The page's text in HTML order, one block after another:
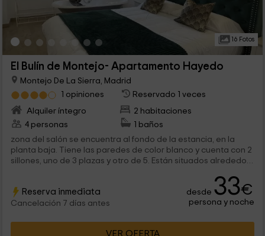
16 Fotos
El Bulín de Montejo- Apartamento Hayedo
Montejo De La Sierra, Madrid
1 opiniones
Reservado 1 veces
Alquiler íntegro
2 habitaciones
4 personas
1 baños
zona del salón se encuentra al fondo de la estancia, en la
planta baja. Tiene las paredes de color blanco y cuenta con 2
sillones, uno de 3 plazas y otro de 5. Están situados alrededor
Reserva inmediata
Cancelación 7 días antes
desde 33€
persona y noche
VER OFERTA